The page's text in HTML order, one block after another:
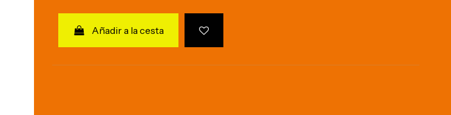
Añadir a la cesta